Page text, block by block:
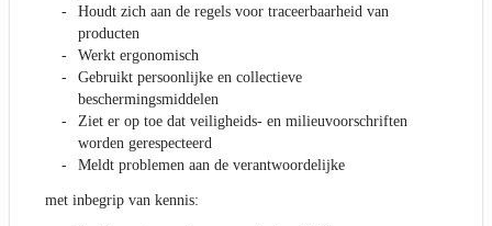
Houdt zich aan de regels voor traceerbaarheid van
producten
Werkt ergonomisch
Gebruikt persoonlijke en collectieve
beschermingsmiddelen
Ziet er op toe dat veiligheids- en milieuvoorschriften
worden gerespecteerd
Meldt problemen aan de verantwoordelijke
met inbegrip van kennis: